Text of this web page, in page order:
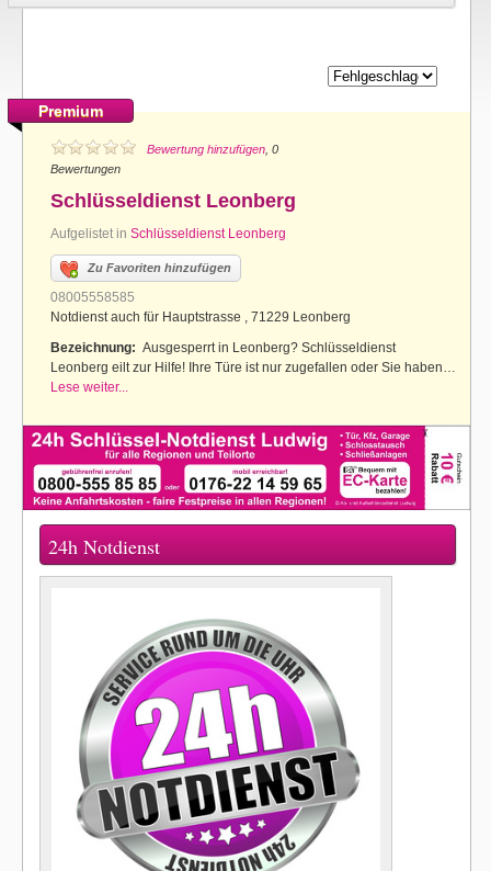
Premium
Bewertung hinzufügen , 0
Bewertungen
Schlüsseldienst Leonberg
Aufgelistet in Schlüsseldienst Leonberg
Zu Favoriten hinzufügen
08005558585
Notdienst auch für Hauptstrasse , 71229 Leonberg
Bezeichnung: Ausgesperrt in Leonberg? Schlüsseldienst
Leonberg eilt zur Hilfe! Ihre Türe ist nur zugefallen oder Sie haben…
Lese weiter...
24h Notdienst